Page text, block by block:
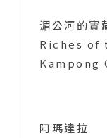
湄公河的寶
Riches of
Kampong
阿瑪達拉